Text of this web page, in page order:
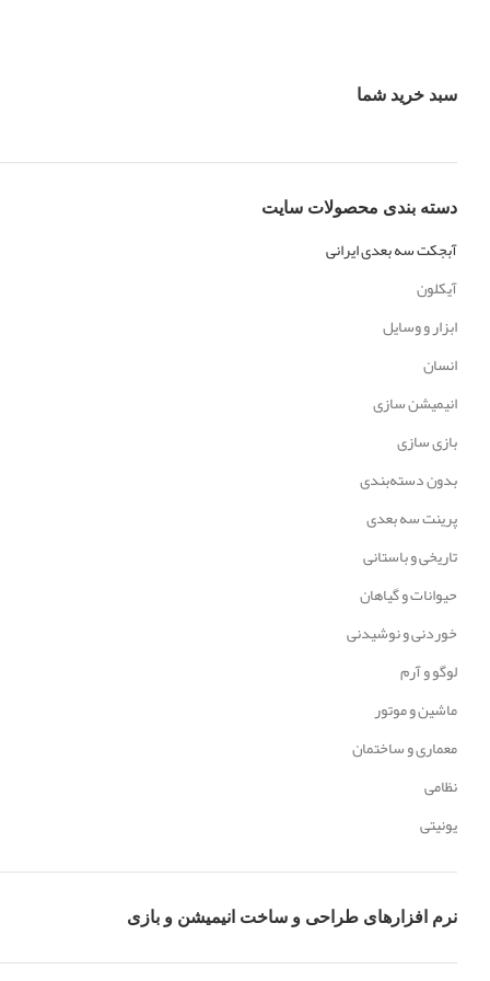
سبد خرید شما
دسته‌ بندی محصولات سایت
آبجکت سه بعدی ایرانی
آیکلون
ابزار و وسایل
انسان
انیمیشن سازی
بازی سازی
بدون دسته‌بندی
پرینت سه بعدی
تاریخی و باستانی
حیوانات و گیاهان
خوردنی و نوشیدنی
لوگو و آرم
ماشین و موتور
معماری و ساختمان
نظامی
یونیتی
نرم افزارهای طراحی و ساخت انیمیشن و بازی